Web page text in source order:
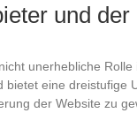
und
unerhebliche
bietet eine dreistufige
der Website zu